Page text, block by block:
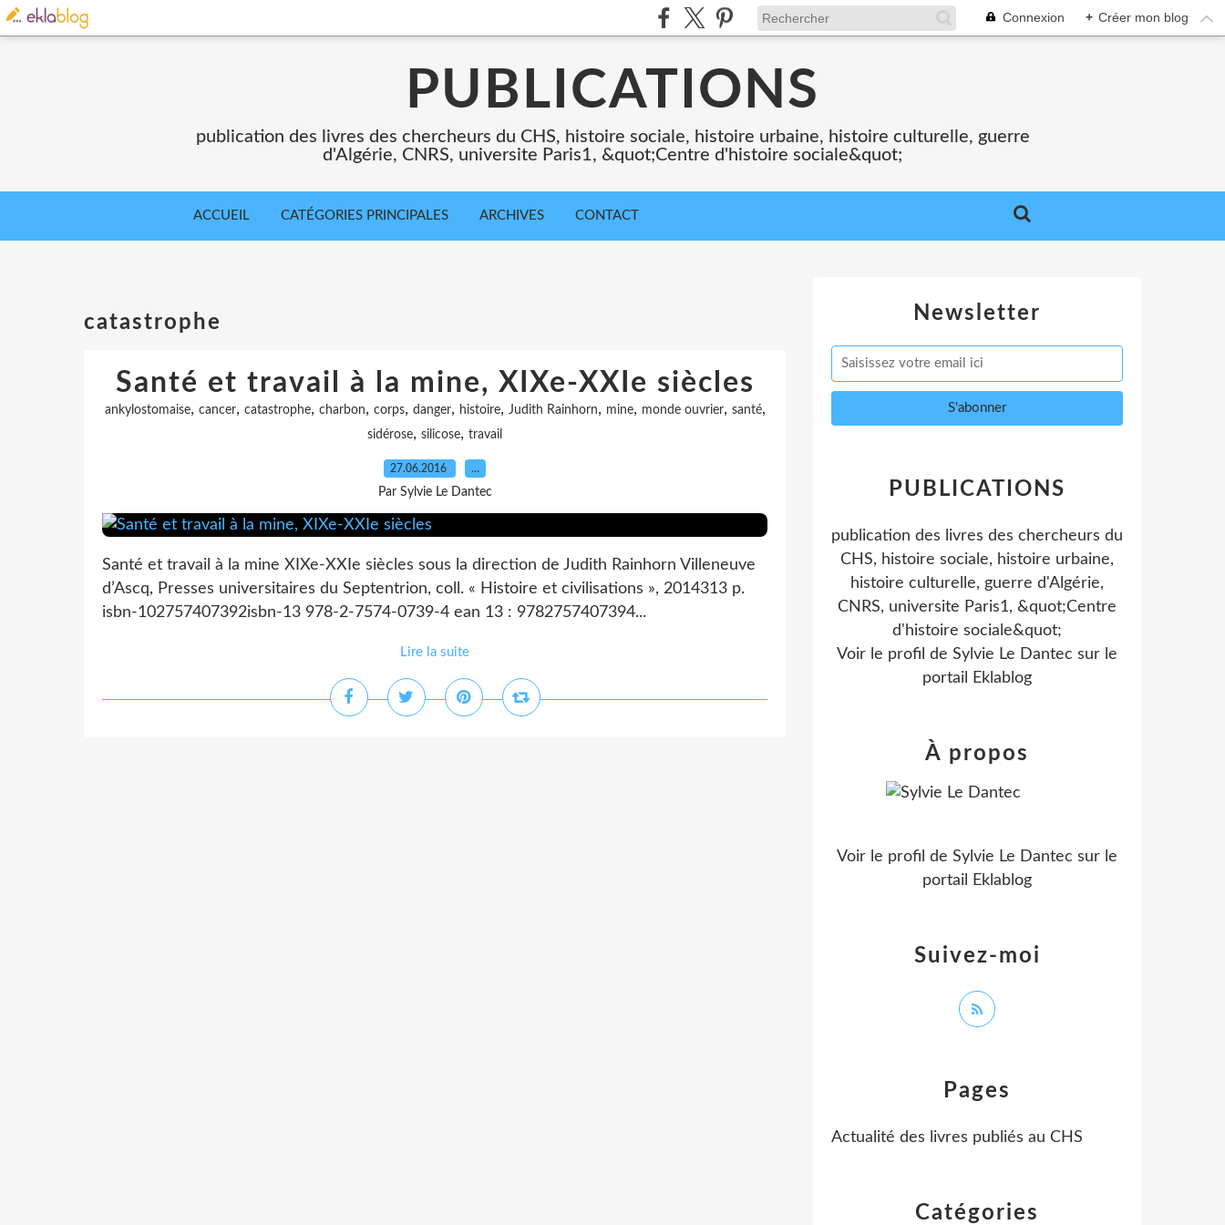
Connexion + Créer mon blog
PUBLICATIONS
publication des livres des chercheurs du CHS, histoire sociale, histoire urbaine, histoire culturelle, guerre
d'Algérie, CNRS, universite Paris1, &quot;Centre d'histoire sociale&quot;
ACCUEIL CATÉGORIES PRINCIPALES ARCHIVES CONTACT
catastrophe
Santé et travail à la mine, XIXe-XXIe siècles
ankylostomaise, cancer, catastrophe, charbon, corps, danger, histoire, Judith Rainhorn, mine, monde ouvrier, santé,
sidérose, silicose, travail
27.06.2016 …
Par Sylvie Le Dantec
Santé et travail à la mine XIXe-XXIe siècles sous la direction de Judith Rainhorn Villeneuve
d’Ascq, Presses universitaires du Septentrion, coll. « Histoire et civilisations », 2014313 p.
isbn-102757407392isbn-13 978-2-7574-0739-4 ean 13 : 9782757407394...
Lire la suite
Newsletter
Catégories
Pages
Actualité des livres publiés au CHS
PUBLICATIONS
publication des livres des chercheurs du
CHS, histoire sociale, histoire urbaine,
histoire culturelle, guerre d'Algérie,
CNRS, universite Paris1, &quot;Centre
d'histoire sociale&quot;
Voir le profil de Sylvie Le Dantec sur le
portail Eklablog
Suivez-moi
À propos
Voir le profil de Sylvie Le Dantec sur le
portail Eklablog